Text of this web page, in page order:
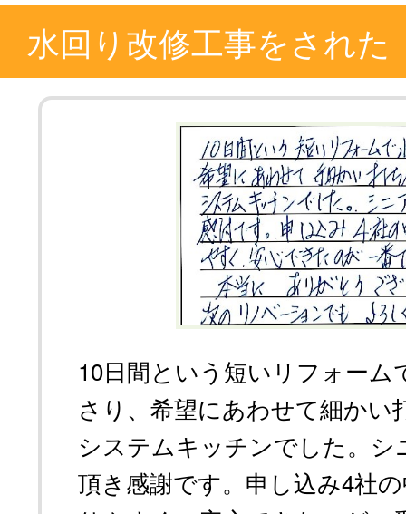
水回り改修工事をされ
10日間という短いリフォー
さり、希望にあわせて細かい
システムキッチンでした。
頂き感謝です。申し込み4社